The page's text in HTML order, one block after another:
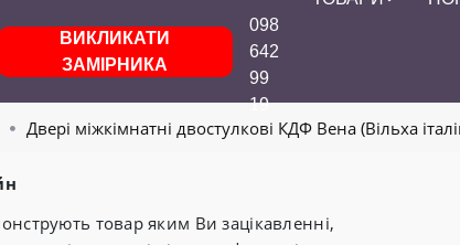
ВИКЛИКАТИ
ЗАМІРНИКА
098
642
99
19
Двері міжкімнатні двостулкові КДФ Вена (Вільха
товар яким Ви зацікавленні,